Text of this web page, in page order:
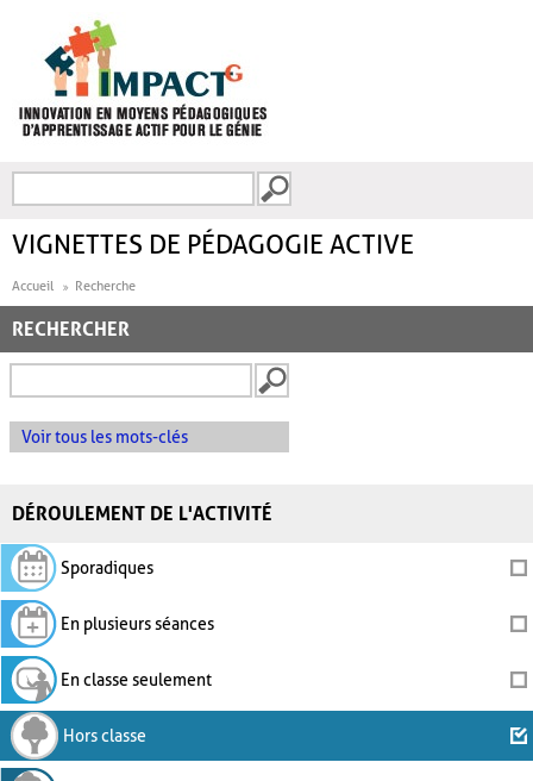
FORMULAIRE DE
VIGNETTES DE PÉDAGOGIE ACTIVE
Accueil Recherche
RECHERCHER
Voir tous les mots-clés
DÉROULEMENT DE L'ACTIVITÉ
Sporadiques
En plusieurs séances
En classe seulement
Hors classe